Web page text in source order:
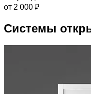
от 2 000 ₽
Системы